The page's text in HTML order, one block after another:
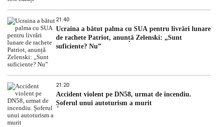
21:40
Ucraina a bătut palma cu SUA pentru livrări lunare
de rachete Patriot, anunță Zelenski: „Sunt
suficiente? Nu”
21:20
Accident violent pe DN58, urmat de incendiu.
Șoferul unui autoturism a murit